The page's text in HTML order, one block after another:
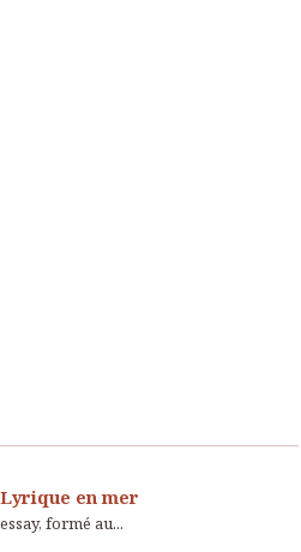
en mer
formé au...